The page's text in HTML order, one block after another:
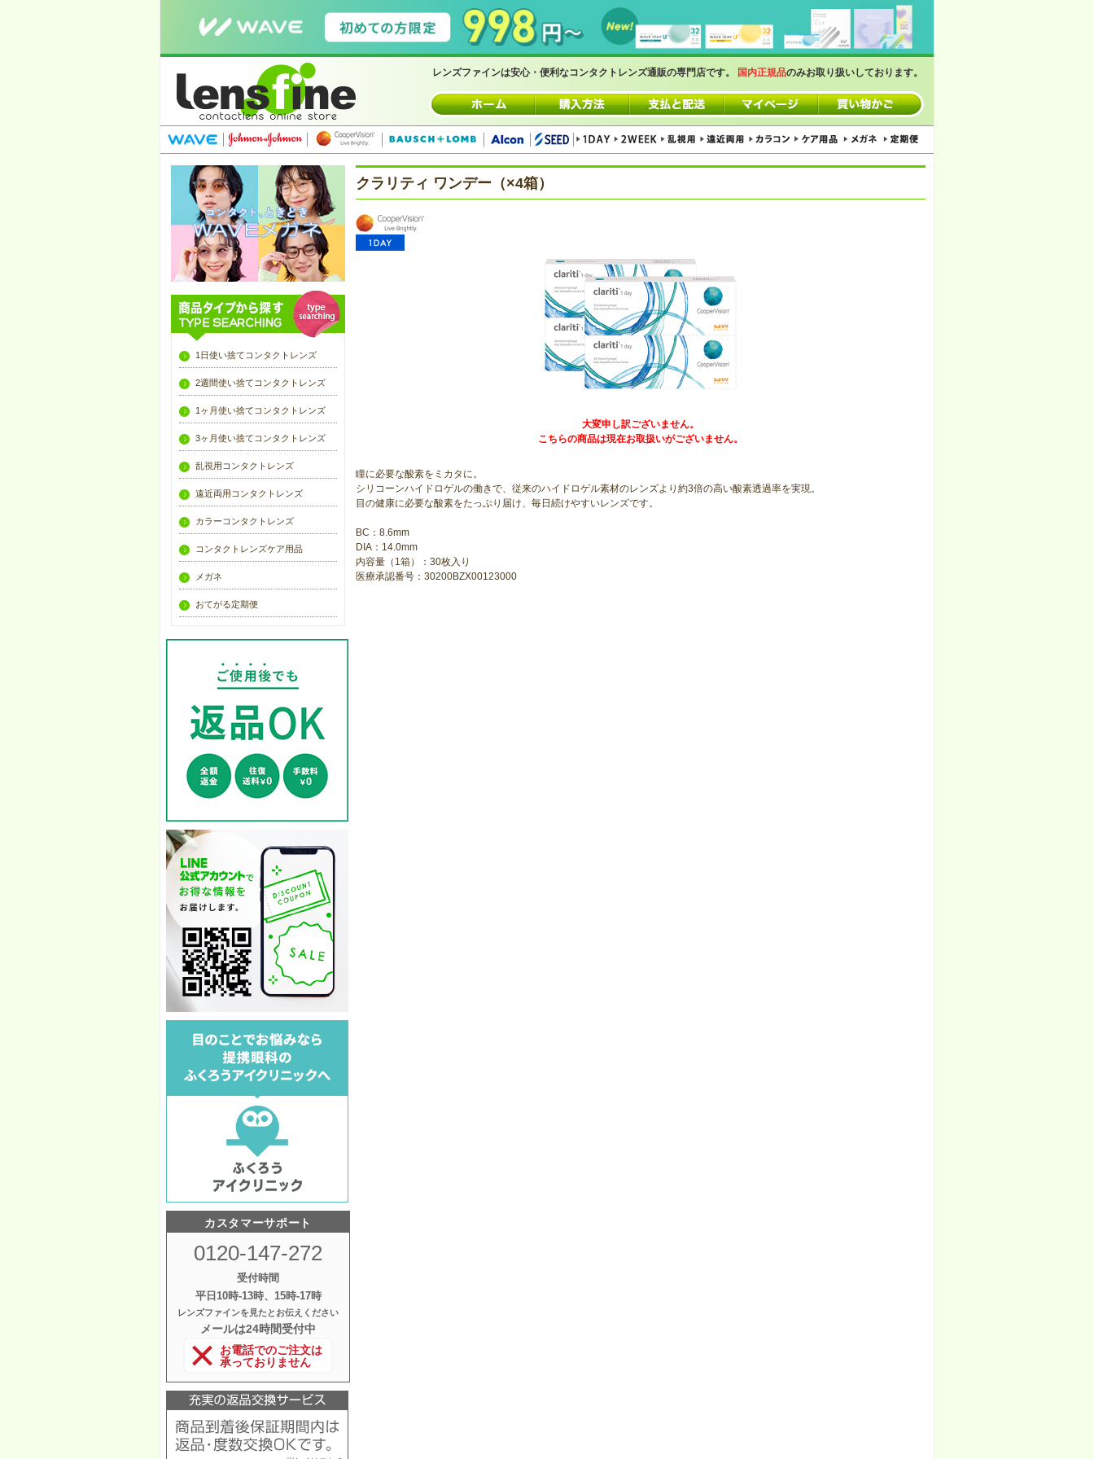
レンズファインは安心・便利なコンタクトレンズ通販の専門店です。 国内正規品のみお取り扱いしております。
1日使い捨てコンタクトレンズ
2週間使い捨てコンタクトレンズ
1ヶ月使い捨てコンタクトレンズ
3ヶ月使い捨てコンタクトレンズ
乱視用コンタクトレンズ
遠近両用コンタクトレンズ
カラーコンタクトレンズ
コンタクトレンズケア用品
メガネ
おてがる定期便
カスタマーサポート
0120-147-272
受付時間
平日10時‐13時、15時‐17時
レンズファインを見たとお伝えください
メールは24時間受付中
お電話でのご注文は
承っておりません
クラリティ ワンデー（×4箱）
大変申し訳ございません。
こちらの商品は現在お取扱いがございません。
瞳に必要な酸素をミカタに。
シリコーンハイドロゲルの働きで、従来のハイドロゲル素材のレンズより約3倍の高い酸素透過率を実現。
目の健康に必要な酸素をたっぷり届け、毎日続けやすいレンズです。
BC：8.6mm
DIA：14.0mm
内容量（1箱）：30枚入り
医療承認番号：30200BZX00123000